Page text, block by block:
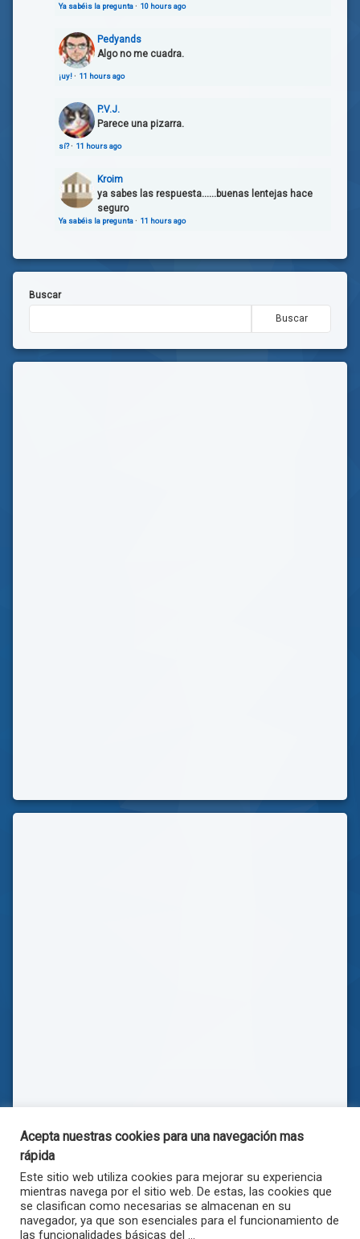
Ya sabéis la pregunta· 10 hours ago
Pedyands
Algo no me cuadra.
¡uy!· 11 hours ago
P.V.J.
Parece una pizarra.
sí?· 11 hours ago
Kroim
ya sabes las respuesta......buenas lentejas hace
seguro
Ya sabéis la pregunta· 11 hours ago
Buscar
Buscar
Acepta nuestras cookies para una navegación mas
rápida
Este sitio web utiliza cookies para mejorar su experiencia
mientras navega por el sitio web. De estas, las cookies que
se clasifican como necesarias se almacenan en su
navegador, ya que son esenciales para el funcionamiento de
las funcionalidades básicas del ...